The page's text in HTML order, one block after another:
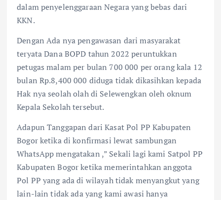
dalam penyelenggaraan Negara yang bebas dari
KKN.
Dengan Ada nya pengawasan dari masyarakat
teryata Dana BOPD tahun 2022 peruntukkan
petugas malam per bulan 700 000 per orang kala 12
bulan Rp.8,400 000 diduga tidak dikasihkan kepada
Hak nya seolah olah di Selewengkan oleh oknum
Kepala Sekolah tersebut.
Adapun Tanggapan dari Kasat Pol PP Kabupaten
Bogor ketika di konfirmasi lewat sambungan
WhatsApp mengatakan ,” Sekali lagi kami Satpol PP
Kabupaten Bogor ketika memerintahkan anggota
Pol PP yang ada di wilayah tidak menyangkut yang
lain-lain tidak ada yang kami awasi hanya